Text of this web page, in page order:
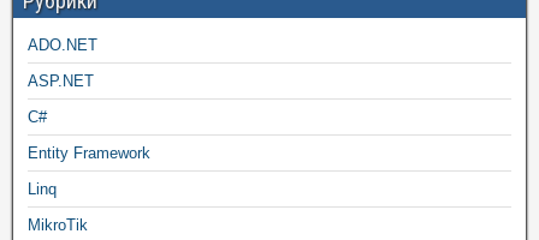
ADO.NET
ASP.NET
C#
Entity Framework
Linq
MikroTik